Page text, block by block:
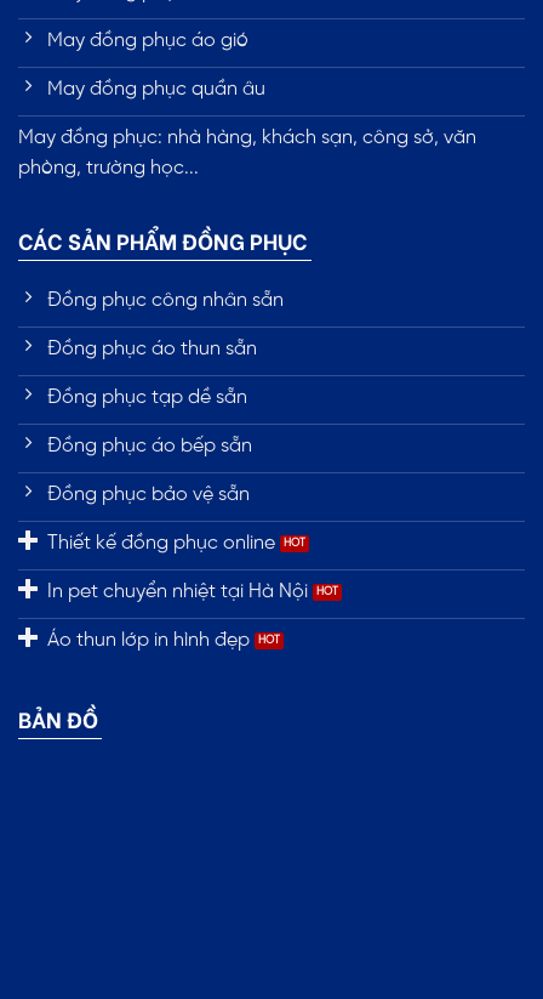
May đồng phục áo gió
May đồng phục quần âu
May đồng phục: nhà hàng, khách sạn, công sở, văn
phòng, trường học...
CÁC SẢN PHẨM ĐỒNG PHỤC
Đồng phục công nhân sẵn
Đồng phục áo thun sẵn
Đồng phục tạp dề sẵn
Đồng phục áo bếp sẵn
Đồng phục bảo vệ sẵn
Thiết kế đồng phục online
In pet chuyển nhiệt tại Hà Nội
Áo thun lớp in hình đẹp
BẢN ĐỒ